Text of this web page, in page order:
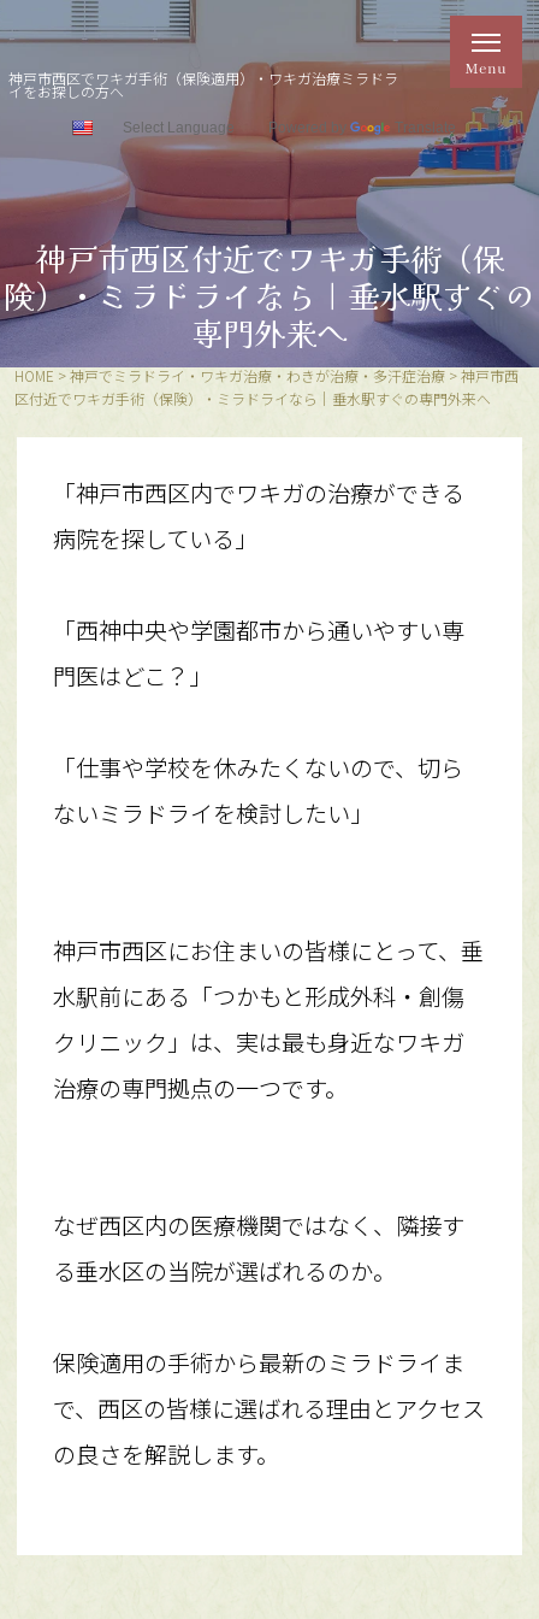
神戸市西区でワキガ手術（保険適用）・ワキガ治療ミラドラ
イをお探しの方へ
Powered by Translate
神戸市西区付近でワキガ手術（保
険）・ミラドライなら｜垂水駅すぐの
専門外来へ
HOME >神戸でミラドライ・ワキガ治療・わきが治療・多汗症治療>神戸市西
区付近でワキガ手術（保険）・ミラドライなら｜垂水駅すぐの専門外来へ
「神戸市西区内でワキガの治療ができる
病院を探している」
「西神中央や学園都市から通いやすい専
門医はどこ？」
「仕事や学校を休みたくないので、切ら
ないミラドライを検討したい」
神戸市西区にお住まいの皆様にとって、垂
水駅前にある「つかもと形成外科・創傷
クリニック」は、実は最も身近なワキガ
治療の専門拠点の一つです。
なぜ西区内の医療機関ではなく、隣接す
る垂水区の当院が選ばれるのか。
保険適用の手術から最新のミラドライま
で、西区の皆様に選ばれる理由とアクセス
の良さを解説します。